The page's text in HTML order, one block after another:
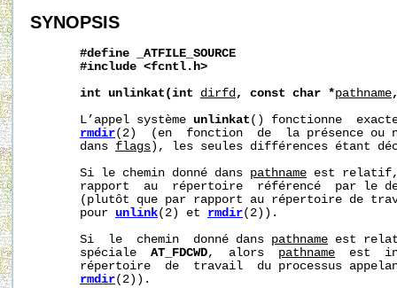
SYNOPSIS
#define
_ATFILE_SOURCE
#include <fcntl.h>
int
unlinkat(int dirfd, const char *pathname
       L’appel système
unlinkat () fonctionne
rmdir(2)  (en  fonction  de  la présence ou
       dans
flags ), les seules différences étant
       Si le chemin donné dans
pathname est
rapport  au  répertoire  référencé  par le
(plutôt que par rapport au répertoire de
       pour
unlink(2) et rmdir(2)).
       Si  le  chemin  donné dans
pathname est
       spéciale
AT_FDCWD,  alors pathname
est
répertoire  de  travail  du processus
rmdir(2)).